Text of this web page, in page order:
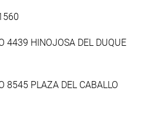
4439 HINOJOSA DEL DUQUE
8545 PLAZA DEL CABALLO